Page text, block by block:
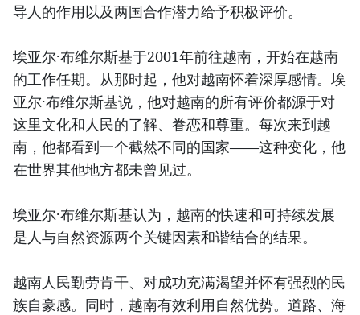
导人的作用以及两国合作潜力给予积极评价。
埃亚尔·布维尔斯基于2001年前往越南，开始在越南
的工作任期。从那时起，他对越南怀着深厚感情。埃
亚尔·布维尔斯基说，他对越南的所有评价都源于对
这里文化和人民的了解、眷恋和尊重。每次来到越
南，他都看到一个截然不同的国家——这种变化，他
在世界其他地方都未曾见过。
埃亚尔·布维尔斯基认为，越南的快速和可持续发展
是人与自然资源两个关键因素和谐结合的结果。
越南人民勤劳肯干、对成功充满渴望并怀有强烈的民
族自豪感。同时，越南有效利用自然优势。道路、海